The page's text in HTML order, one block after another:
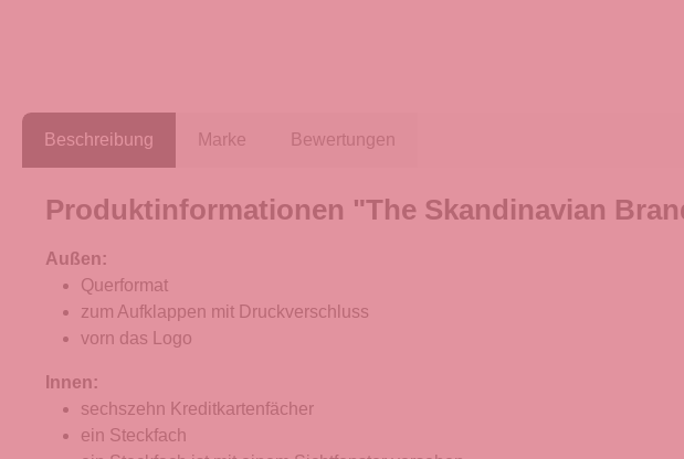
Beschreibung Marke Bewertungen
Produktinformationen "The Skandinavian
Außen:
Querformat
zum Aufklappen mit Druckverschluss
vorn das Logo
Innen:
sechszehn Kreditkartenfächer
ein Steckfach